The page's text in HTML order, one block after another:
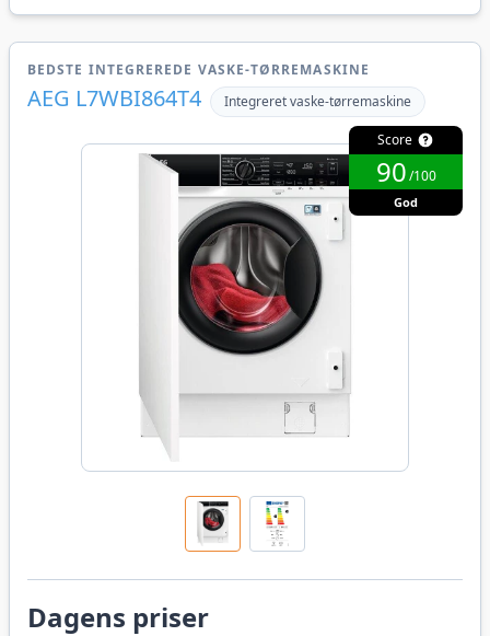
BEDSTE INTEGREREDE VASKE-TØRREMASKINE
AEG L7WBI864T4 Integreret vaske-tørremaskine
Score
90/100
God
Dagens priser